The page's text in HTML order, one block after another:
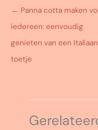
← Panna cotta maken
iedereen: eenvoudig
genieten van een
toetje